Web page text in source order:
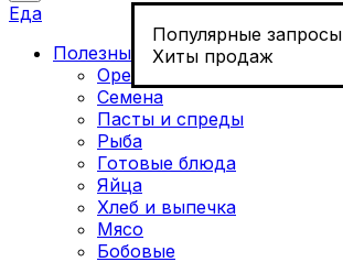
Популярные запросы
Хиты продаж
Еда
Полезные продукты
Орехи
Семена
Пасты и спреды
Рыба
Готовые блюда
Яйца
Хлеб и выпечка
Мясо
Бобовые